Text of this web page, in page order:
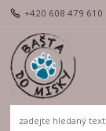
+420 608 479 610